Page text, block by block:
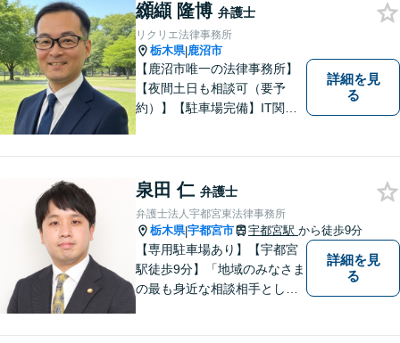
っくり耳を傾け、まずは不安
を取り除いた上で今後の見通
しをわかりやすく説明しま
す。
纐纈 隆博 弁護士
リクリエ法律事務所
栃木県|鹿沼市
【鹿沼市唯一の法律事務所】
【夜間土日も相談可（要予
約）】【駐車場完備】IT関連
せ下さい。
詳細を見
る
泉田 仁 弁護士
弁護士法人宇都宮東法律事務所
栃木県|宇都宮市 宇都宮駅 から徒歩9分
【専用駐車場あり】【宇都宮
駅徒歩9分】「地域のみなさま
の最も身近な相談相手として
詳細を見
る